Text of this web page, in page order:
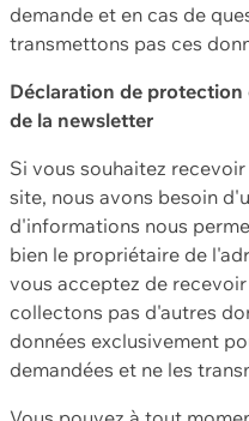
demande et en cas de
transmettons pas ces
Déclaration de protection
de la newsletter
Si vous souhaitez
site, nous avons besoin
d'informations nous
bien le propriétaire de
vous acceptez de
collectons pas d'autres
données exclusivement
demandées et ne les